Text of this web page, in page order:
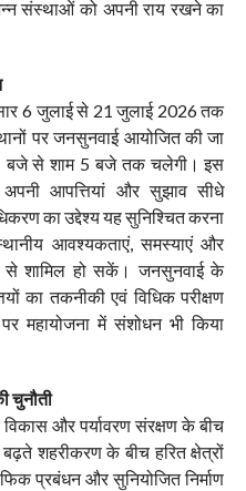
संस्थाओं को अपनी राय रखने का
6 जुलाई से 21 जुलाई 2026 तक
पर जनसुनवाई आयोजित की जा
बजे से शाम 5 बजे तक चलेगी। इस
आपत्तियां और सुझाव सीधे
का उद्देश्य यह सुनिश्चित करना
आवश्यकताएं, समस्याएं और
से शामिल हो सकें। जनसुनवाई के
का तकनीकी एवं विधिक परीक्षण
महायोजना में संशोधन भी किया
चुनौती
और पर्यावरण संरक्षण के बीच
शहरीकरण के बीच हरित क्षेत्रों
प्रबंधन और सुनियोजित निर्माण